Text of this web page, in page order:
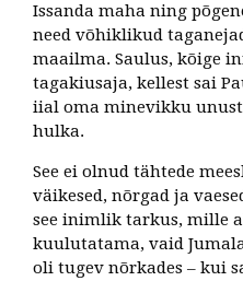
Issanda maha ning
need võhiklikud
maailma. Saulus, kõige
tagakiusaja, kellest sai
iial oma minevikku
hulka.
See ei olnud tähtede
väikesed, nõrgad ja
see inimlik tarkus, mille
kuulutatama, vaid
oli tugev nõrkades – kui